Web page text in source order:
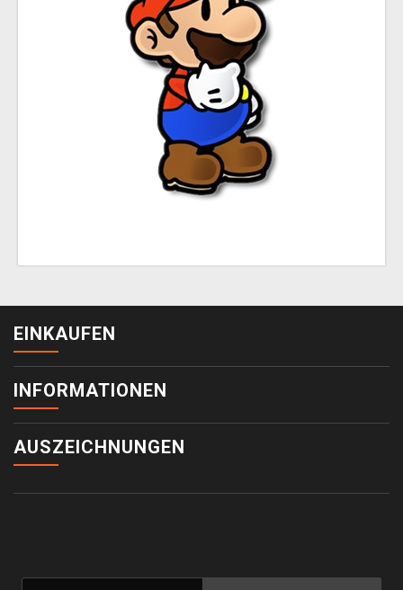
EINKAUFEN
INFORMATIONEN
AUSZEICHNUNGEN